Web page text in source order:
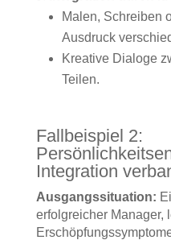
Malen, Schreiben
Ausdruck
Kreative Dialoge
Teilen.
Fallbeispiel 2:
Integration
Ausgangssituation:
erfolgreicher Manager,